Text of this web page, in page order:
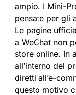
ampio. I Mini-
pensate per gli
Le pagine
a WeChat non
store online. In
all’interno del
diretti all’e-
questo motivo